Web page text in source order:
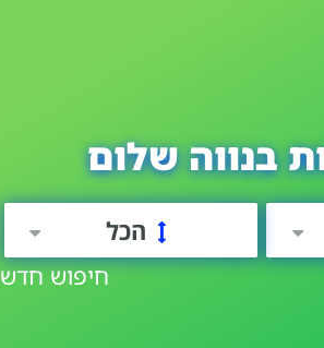
בנווה שלום
הכל
חיפוש חדש